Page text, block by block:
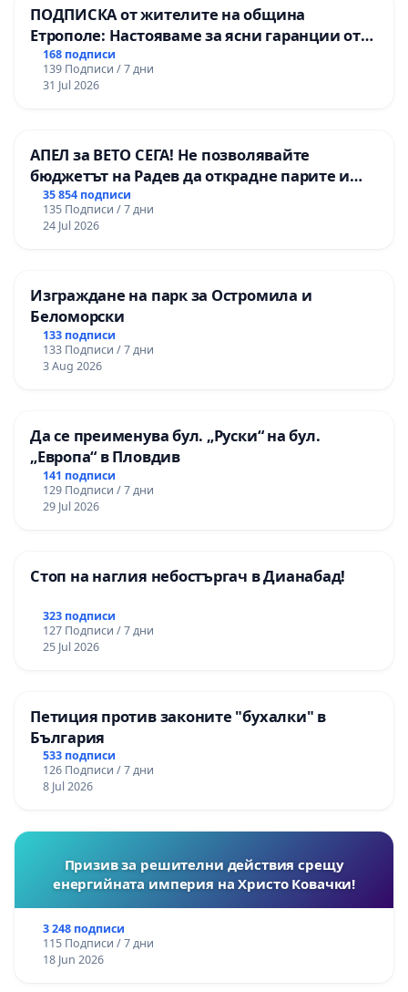
ПОДПИСКА от жителите на община
Етрополе: Настояваме за ясни гаранции от
“Елаците-МЕД” АД и от държавата, че ще се
изпълнят всички екологични норми!
168 подписи
139 Подписи / 7 дни
31 Jul 2026
АПЕЛ за ВЕТО СЕГА! Не позволявайте
бюджетът на Радев да открадне парите и
правата ни в тъмното
35 854 подписи
135 Подписи / 7 дни
24 Jul 2026
Изграждане на парк за Остромила и
Беломорски
133 подписи
133 Подписи / 7 дни
3 Aug 2026
Да се преименува бул. „Руски“ на бул.
„Европа“ в Пловдив
141 подписи
129 Подписи / 7 дни
29 Jul 2026
Стоп на наглия небостъргач в Дианабад!
323 подписи
127 Подписи / 7 дни
25 Jul 2026
Петиция против законите "бухалки" в
България
533 подписи
126 Подписи / 7 дни
8 Jul 2026
Призив за решителни действия срещу
енергийната империя на Христо Ковачки!
3 248 подписи
115 Подписи / 7 дни
18 Jun 2026